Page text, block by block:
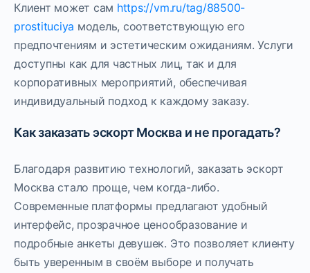
Клиент может сам https://vm.ru/tag/88500-
prostituciya модель, соответствующую его
предпочтениям и эстетическим ожиданиям. Услуги
доступны как для частных лиц, так и для
корпоративных мероприятий, обеспечивая
индивидуальный подход к каждому заказу.
Как заказать эскорт Москва и не прогадать?
Благодаря развитию технологий, заказать эскорт
Москва стало проще, чем когда-либо.
Современные платформы предлагают удобный
интерфейс, прозрачное ценообразование и
подробные анкеты девушек. Это позволяет клиенту
быть уверенным в своём выборе и получать